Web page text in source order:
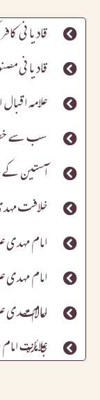
قادیانی
قادیانی
علامہ
سب سے
آستین
خلافت
امام مہدی
امام
امام مہدی علیہ الرضوان کے ظہور سے پہلے اور بعد کے حالات
علامات امام مہدی علیہ الرضوان کا مرزا قادیانی سے تقابلی جائزہ